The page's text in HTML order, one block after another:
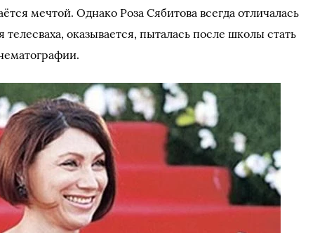
мечтой. Однако Роза Сябитова всегда отличалась
оказывается, пыталась после школы стать